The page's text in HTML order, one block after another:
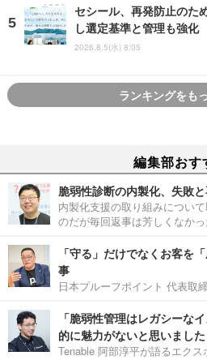
セシール、再発防止のた
し選定基準と管理も強化
2026.8.5(水) 8:05
ランキングをも
編集部おす
脆弱性診断の内製化、失敗
内製化支援の取り組みについ
のだが毎回返事は芳しくなかっ
「守る」だけでなくお客を
事
日本プルーフポイント 代表取
「脆弱性管理はレガシーな
的に魅力がないと思いました
Tenable 阿部淳平が語るエク